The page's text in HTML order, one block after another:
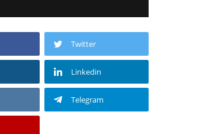
Twitter
Linkedin
Telegram